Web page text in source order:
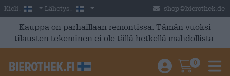
Skip to main content
Kieli: Finnish
Lähetys: Suomi shop@bierothek.de
Kauppa on parhaillaan remontissa. Tämän vuoksi
tilausten tekeminen ei ole tällä hetkellä mahdollista.
Einloggen /
0